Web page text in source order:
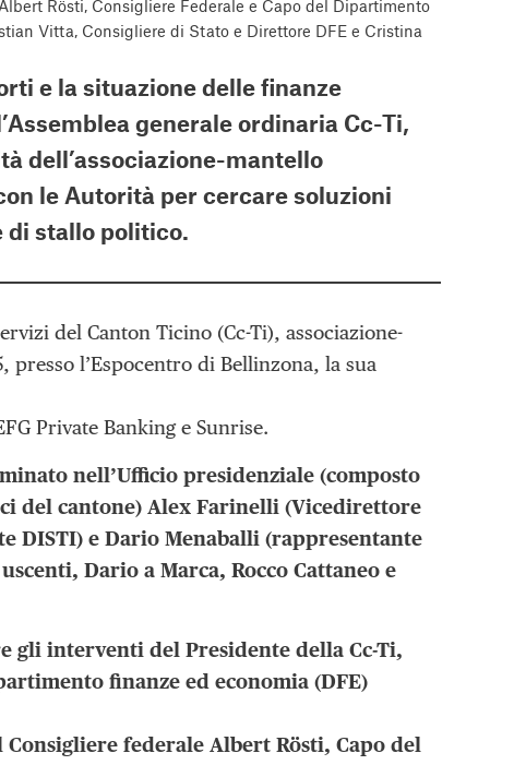
Rösti, Consigliere Federale e Capo del Dipartimento
Vitta, Consigliere di Stato e Direttore DFE e Cristina
e la situazione delle finanze
generale ordinaria Cc-Ti,
dell’associazione-mantello
le Autorità per cercare soluzioni
di stallo politico.
del Canton Ticino (Cc-Ti), associazione-
presso l’Espocentro di Bellinzona, la sua
Private Banking e Sunrise.
nell’Ufficio presidenziale (composto
del cantone) Alex Farinelli (Vicedirettore
DISTI) e Dario Menaballi (rappresentante
Dario a Marca, Rocco Cattaneo e
gli interventi del Presidente della Cc-Ti,
finanze ed economia (DFE)
federale Albert Rösti, Capo del